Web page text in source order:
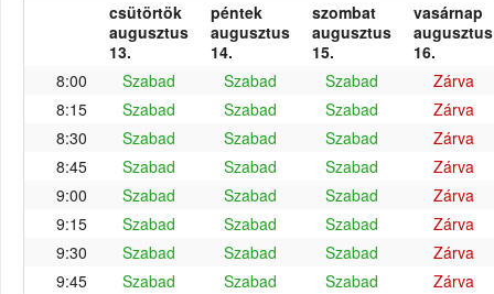
csütörtök
augusztus
13.
péntek
augusztus
14.
szombat
augusztus
15.
vasárnap
augusztus
16.
8:00
Szabad Szabad Szabad
Zárva
8:15
Szabad Szabad Szabad
Zárva
8:30
Szabad Szabad Szabad
Zárva
8:45
Szabad Szabad Szabad
Zárva
9:00
Szabad Szabad Szabad
Zárva
9:15
Szabad Szabad Szabad
Zárva
9:30
Szabad Szabad Szabad
Zárva
9:45
Szabad Szabad Szabad
Zárva